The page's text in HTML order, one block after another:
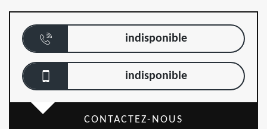
indisponible
indisponible
CONTACTEZ-NOUS